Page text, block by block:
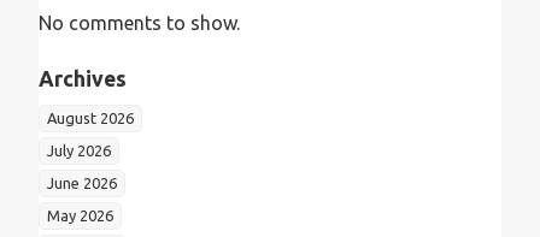
No comments to show.
Archives
August 2026
July 2026
June 2026
May 2026